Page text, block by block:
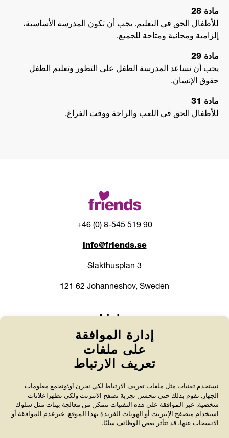
إدارة الموافقة
على ملفات
تعريف الارتباط
نستخدم تقنيات مثل ملفات تعريف الارتباط لكي نخزن أو\ونجمع معلومات
الجهاز. نقوم بذلك حتى تتحسن تجربة تصفح الانترنت ولكي نظهراعلانات
شخصية. عبر الموافقة على هذه التقنيات نتمكن من معالجة بينات مثل سلوك
استخدام متصفح الإنترنت أو الهويات الفريدة بهذا الموقع. عبرعدم الموافقة أو
الانسحاب عنها، قد تتأثر بعض الوظائف سلبًا.
مادة 28
للأطفال الحق في التعليم. يجب أن تكون المدرسة الأساسية،
إلزامية ومجانية ومتاحة للجميع.
مادة 29
يجب أن تساعد المدرسة الطفل على التطور وتعليم الطفل
حقوق الإنسان.
مادة 31
للأطفال الحق في اللعب والراحة ووقت الفراغ.
+46 (0) 8-545 519 90
info@friends.se
Slakthusplan 3
121 62 Johanneshov, Sweden
World Anti-Bullying Forum
About bullying
Policies
Contact us